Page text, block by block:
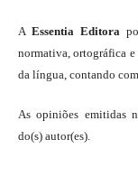
A Essentia Editora
normativa, ortográfica
da língua, contando
As opiniões emitidas
do(s) autor(es).